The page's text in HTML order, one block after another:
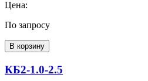
Цена:
По запросу
В корзину
КБ2-1.0-2.5